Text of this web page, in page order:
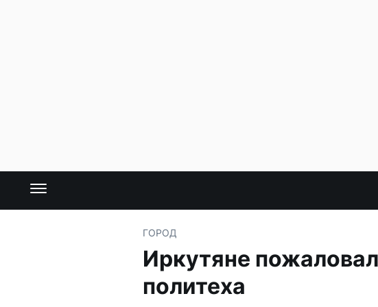
ГОРОД
Иркутяне
политеха